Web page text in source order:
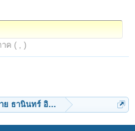
ค ( , )
ย ธานินทร์ อินทรเทพ